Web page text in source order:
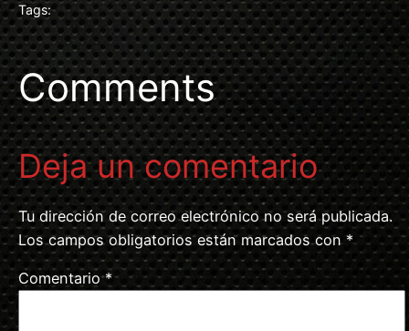
Tags:
Comments
Deja un comentario
Tu dirección de correo electrónico no será publicada.
Los campos obligatorios están marcados con *
Comentario*